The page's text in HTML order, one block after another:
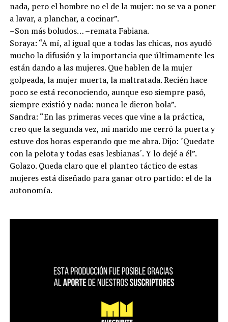
nada, pero el hombre no el de la mujer: no se va a poner
a lavar, a planchar, a cocinar”.
–Son más boludos… –remata Fabiana.
Soraya: “A mí, al igual que a todas las chicas, nos ayudó
mucho la difusión y la importancia que últimamente les
están dando a las mujeres. Que hablen de la mujer
golpeada, la mujer muerta, la maltratada. Recién hace
poco se está reconociendo, aunque eso siempre pasó,
siempre existió y nada: nunca le dieron bola”.
Sandra: “En las primeras veces que vine a la práctica,
creo que la segunda vez, mi marido me cerró la puerta y
estuve dos horas esperando que me abra. Dijo: ´Quedate
con la pelota y todas esas lesbianas´. Y lo dejé a él”.
Golazo. Queda claro que el planteo táctico de estas
mujeres está diseñado para ganar otro partido: el de la
autonomía.